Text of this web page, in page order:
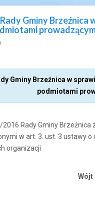
Gminy Brzeźnica
Gminy Brzeźnica w
podmiotami
Rady Gminy
w art. 3. ust. 3 ustawy
organizacji
Wójt